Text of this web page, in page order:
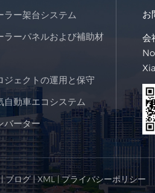
ラー架台システム
ラーパネルおよび補助材
ジェクトの運用と保守
自動車エコシステム
バーター
お
会
ブログ|XML|プライバシーポリシー